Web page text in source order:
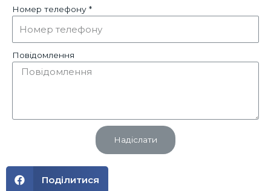
Номер телефону *
Повідомлення
Надіслати
Поділитися